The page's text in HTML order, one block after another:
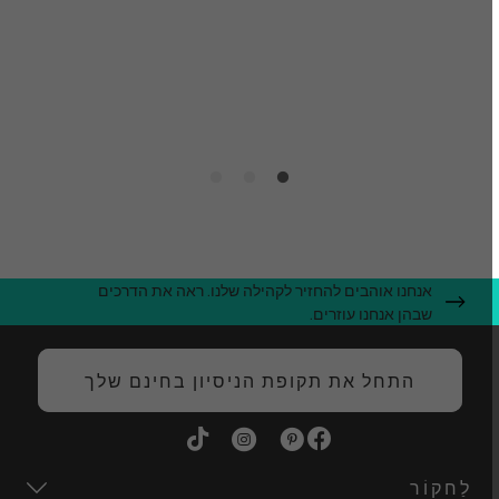
אנחנו אוהבים להחזיר לקהילה שלנו. ראה את הדרכים
שבהן אנחנו עוזרים.
התחל את תקופת הניסיון בחינם שלך
לַחקוֹר